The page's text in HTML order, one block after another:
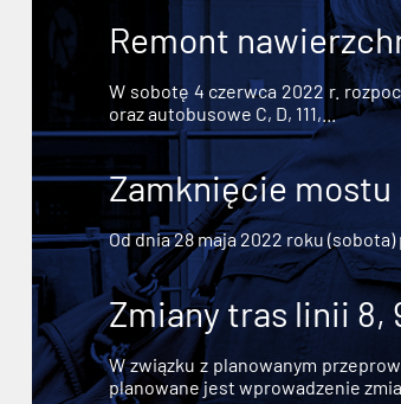
Remont
W sobotę 4 czerwca 2022 r.
oraz autobusowe C, D, 111,...
Zamknięcie
Od dnia 28 maja 2022 roku
Zmiany tras linii 8,
W związku z planowanym
planowane jest wprowadzenie